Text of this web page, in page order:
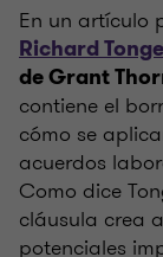
En un artículo
Richard Tonge
de Grant
contiene el
cómo se
acuerdos
Como dice
cláusula crea
potenciales